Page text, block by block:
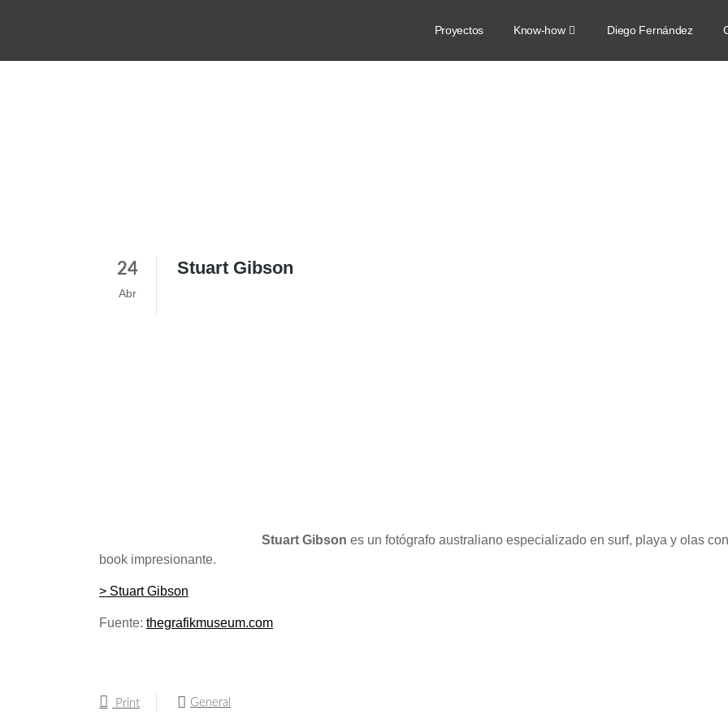
Proyectos Know-how Diego Fernández
24
Abr
Stuart Gibson
Stuart Gibson es un fotógrafo australiano especializado en surf, playa y olas
book impresionante.
> Stuart Gibson
Fuente: thegrafikmuseum.com
Print General